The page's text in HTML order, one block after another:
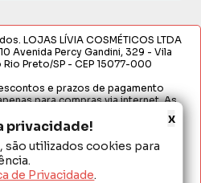
privacidade!
são utilizados cookies para
de Privacidade.
x
LOJAS LÍVIA COSMÉTICOS LTDA
Avenida Percy Gandini, 329 - Vila
Preto/SP - CEP 15077-000
e prazos de pagamento
para compras via internet. As
ou parcial sem nossa autorização.
no site, o valor válido é o do
e condições de pagamento
internet. Ofertas válidas até o